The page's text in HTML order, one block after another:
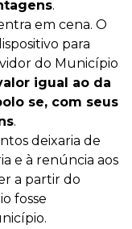
.
em cena. O
para
do Município
igual ao da
se, com seus
.
deixaria de
e à renúncia aos
a partir do
fosse